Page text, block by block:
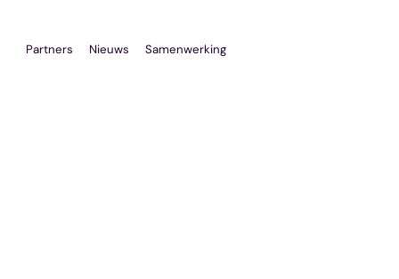
Partners Nieuws Samenwerking